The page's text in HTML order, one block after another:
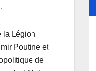
la Légion
Poutine et
de